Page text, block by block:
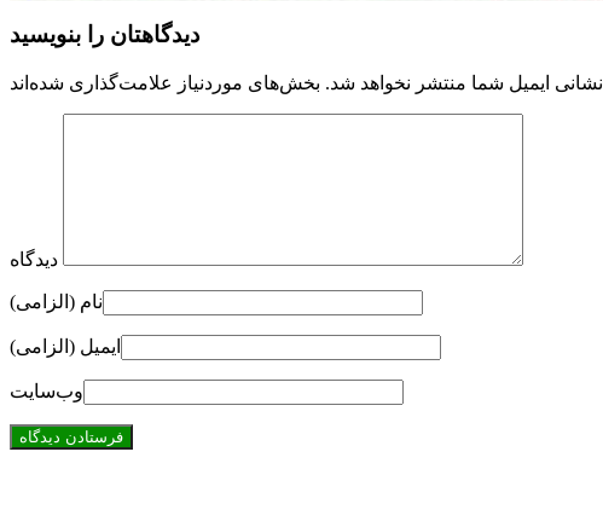
دیدگاهتان را بنویسید
نشانی ایمیل شما منتشر نخواهد شد.
دیدگاه
نام (الزامی)
ایمیل (الزامی)
وب‌سایت